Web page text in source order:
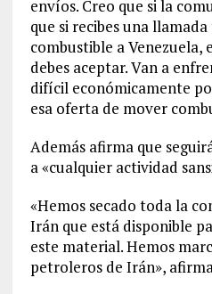
envíos. Creo que si la
que si recibes una
combustible a Venezuela,
debes aceptar. Van a
difícil económicamente
esa oferta de mover
Además afirma que
a «cualquier actividad
«Hemos secado toda la
Irán que está disponible
este material. Hemos
petroleros de Irán»,